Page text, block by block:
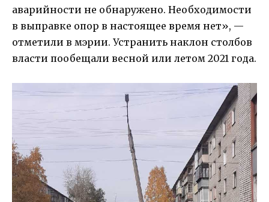
аварийности не обнаружено. Необходимости
в выправке опор в настоящее время нет», —
отметили в мэрии. Устранить наклон столбов
власти пообещали весной или летом 2021 года.